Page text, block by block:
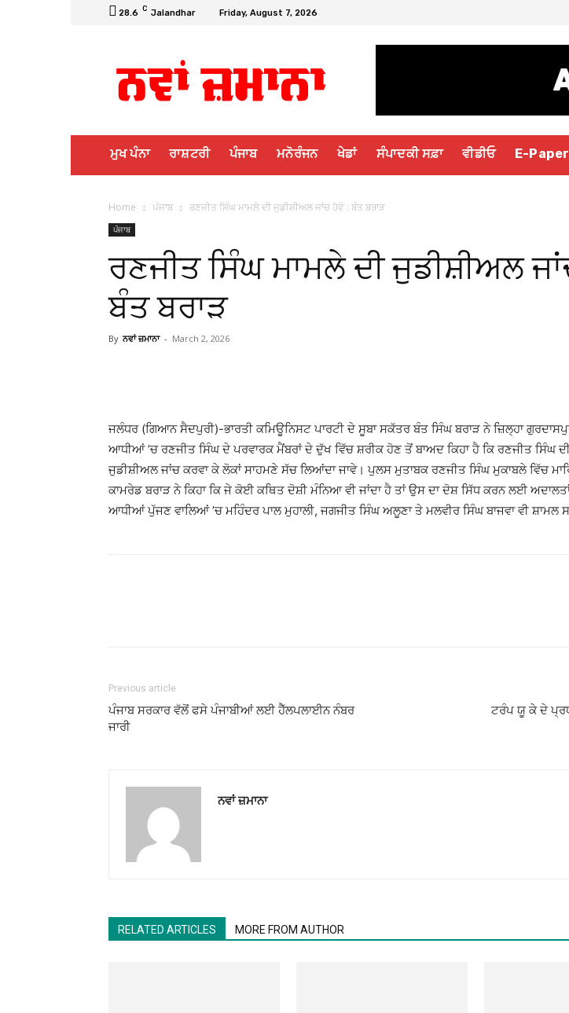
28.6 C Jalandhar Friday, August 7, 2026
ਮੁਖ ਪੰਨਾ ਰਾਸ਼ਟਰੀ ਪੰਜਾਬ ਮਨੋਰੰਜਨ ਖੇਡਾਂ ਸੰਪਾਦਕੀ ਸਫ਼ਾ ਵੀਡੀਓ E-Paper
Home ਪੰਜਾਬ ਰਣਜੀਤ ਸਿੰਘ ਮਾਮਲੇ ਦੀ ਜੁਡੀਸ਼ੀਅਲ ਜਾਂਚ ਹੋਵੇ : ਬੰਤ ਬਰਾੜ
ਪੰਜਾਬ
ਰਣਜੀਤ ਸਿੰਘ ਮਾਮਲੇ ਦੀ ਜੁਡੀਸ਼ੀਅਲ
ਬੰਤ ਬਰਾੜ
By ਨਵਾਂ ਜ਼ਮਾਨਾ - March 2, 2026
ਜਲੰਧਰ (ਗਿਆਨ ਸੈਦਪੁਰੀ)-ਭਾਰਤੀ ਕਮਿਊਨਿਸਟ ਪਾਰਟੀ ਦੇ ਸੂਬਾ ਸਕੱਤਰ ਬੰਤ ਸਿੰਘ ਬਰਾੜ ਨੇ ਜ਼ਿਲ੍ਹਾ
ਆਧੀਆਂ ’ਚ ਰਣਜੀਤ ਸਿੰਘ ਦੇ ਪਰਵਾਰਕ ਮੈਂਬਰਾਂ ਦੇ ਦੁੱਖ ਵਿੱਚ ਸ਼ਰੀਕ ਹੋਣ ਤੋਂ ਬਾਅਦ ਕਿਹਾ ਹੈ ਕਿ ਰਣਜੀਤ ਸਿੰਘ
ਜੁਡੀਸ਼ੀਅਲ ਜਾਂਚ ਕਰਵਾ ਕੇ ਲੋਕਾਂ ਸਾਹਮਣੇ ਸੱਚ ਲਿਆਂਦਾ ਜਾਵੇ। ਪੁਲਸ ਮੁਤਾਬਕ ਰਣਜੀਤ ਸਿੰਘ ਮੁਕਾਬਲੇ ਵਿੱਚ
ਕਾਮਰੇਡ ਬਰਾੜ ਨੇ ਕਿਹਾ ਕਿ ਜੇ ਕੋਈ ਕਥਿਤ ਦੋਸ਼ੀ ਮੰਨਿਆ ਵੀ ਜਾਂਦਾ ਹੈ ਤਾਂ ਉਸ ਦਾ ਦੋਸ਼ ਸਿੱਧ ਕਰਨ ਲਈ
ਆਧੀਆਂ ਪੁੱਜਣ ਵਾਲਿਆਂ ’ਚ ਮਹਿੰਦਰ ਪਾਲ ਮੁਹਾਲੀ, ਜਗਜੀਤ ਸਿੰਘ ਅਲੂਣਾ ਤੇ ਮਲਵੀਰ ਸਿੰਘ ਬਾਜਵਾ ਵੀ ਸ਼ਾਮਲ
Previous article
ਪੰਜਾਬ ਸਰਕਾਰ ਵੱਲੋਂ ਫਸੇ ਪੰਜਾਬੀਆਂ ਲਈ ਹੈੱਲਪਲਾਈਨ ਨੰਬਰ
ਜਾਰੀ
ਟਰੰਪ ਯੂ ਕੇ ਦੇ
ਨਵਾਂ ਜ਼ਮਾਨਾ
RELATED ARTICLES MORE FROM AUTHOR